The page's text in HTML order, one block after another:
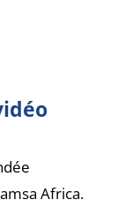
Africa.